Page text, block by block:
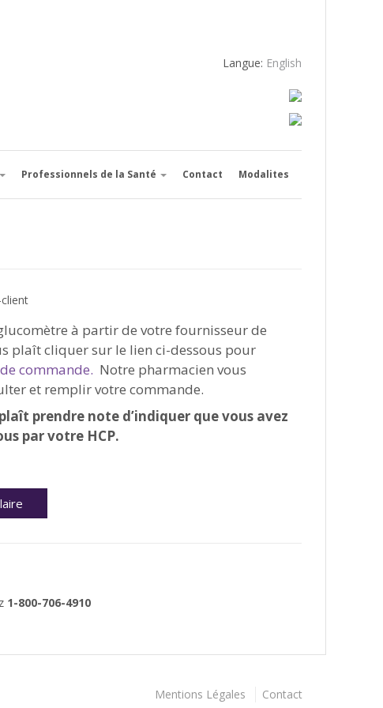
Langue: English
Professionnels de la Santé Contact Modalites
à partir de votre fournisseur de
plaît cliquer sur le lien ci-dessous pour
commande. Notre pharmacien vous
et remplir votre commande.
prendre note d’indiquer que vous avez
par votre HCP.
1-800-706-4910
Mentions Légales Contact